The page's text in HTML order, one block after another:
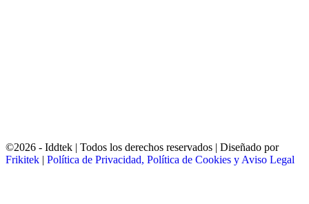
©2026 - Iddtek | Todos los derechos reservados | Diseñado por
Frikitek | Política de Privacidad, Política de Cookies y Aviso Legal